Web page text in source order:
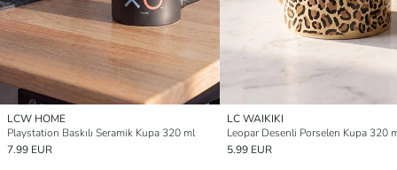
LCW HOME
Playstation Baskılı Seramik Kupa 320 ml
7.99 EUR
LC WAIKIKI
Leopar Desenli Porselen Kupa 320
5.99 EUR